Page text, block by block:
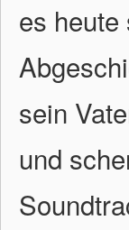
es heute
sein
und